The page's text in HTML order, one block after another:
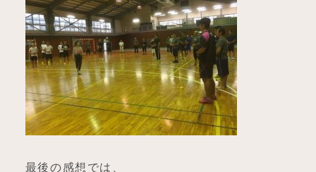
最後の感想では、